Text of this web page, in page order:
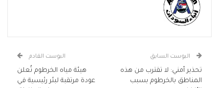
البوست السابق
تحذير أمني: لا تقترب من هذه
المناطق بالخرطوم بسبب
البوست القادم
هيئة مياه الخرطوم تُعلن
عودة مرتقبة لبئر رئيسية في